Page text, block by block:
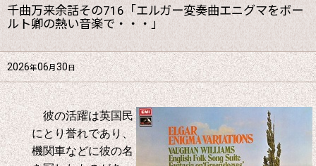
千曲万来余話その716「エルガー変奏曲エニグマをボー
ルト卿の熱い音楽で・・・」
2026年06月30日
彼の活躍は英国民
にとり誉れであり、
機関車などに彼の名